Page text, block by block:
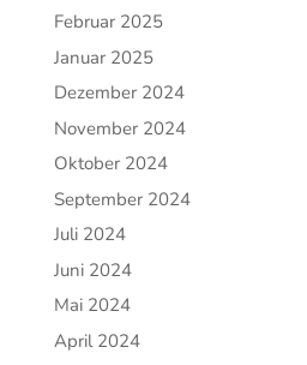
Februar 2025
Januar 2025
Dezember 2024
November 2024
Oktober 2024
September 2024
Juli 2024
Juni 2024
Mai 2024
April 2024